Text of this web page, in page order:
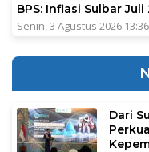
BPS: Inflasi Sulbar
Senin, 3 Agustus 2026
Dari